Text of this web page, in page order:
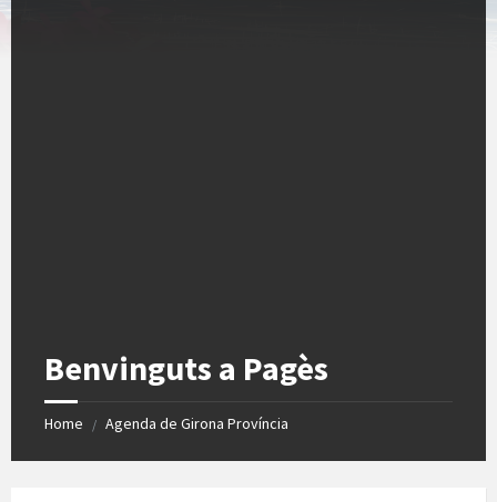
Benvinguts a Pagès
Home / Agenda de Girona Província